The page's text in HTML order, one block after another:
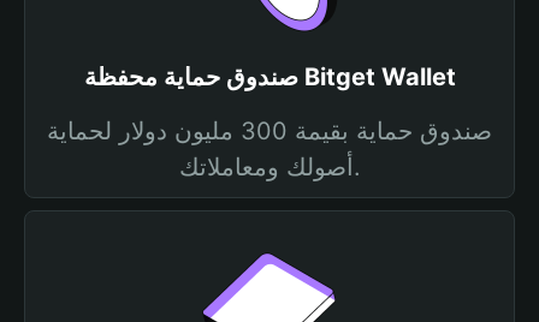
صندوق حماية محفظة Bitget Wallet
صندوق حماية بقيمة 300 مليون دولار لحماية
أصولك ومعاملاتك.